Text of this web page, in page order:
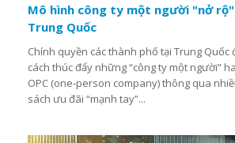
Mô hình công ty một người "nở
Trung Quốc
Chính quyền các thành phố tại Trung Quốc
cách thúc đẩy những “công ty một người”
OPC (one-person company) thông qua
sách ưu đãi “mạnh tay”...